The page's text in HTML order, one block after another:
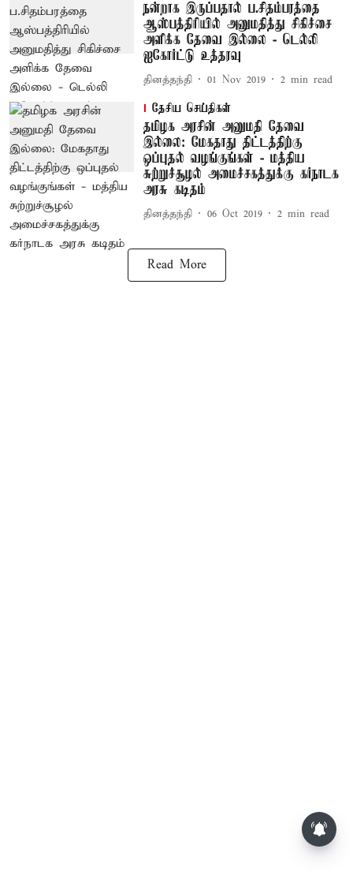
நன்றாக இருப்பதால் ப.சிதம்பரத்தை
ஆஸ்பத்திரியில் அனுமதித்து சிகிச்சை
அளிக்க தேவை இல்லை - டெல்லி
ஐகோர்ட்டு உத்தரவு
தினத்தந்தி 01 Nov 2019 2 min read
தேசிய செய்திகள்
தமிழக அரசின் அனுமதி தேவை
இல்லை: மேகதாது திட்டத்திற்கு
ஒப்புதல் வழங்குங்கள் - மத்திய
சுற்றுச்சூழல் அமைச்சகத்துக்கு கர்நாடக
அரசு கடிதம்
தினத்தந்தி 06 Oct 2019 2 min read
Read More